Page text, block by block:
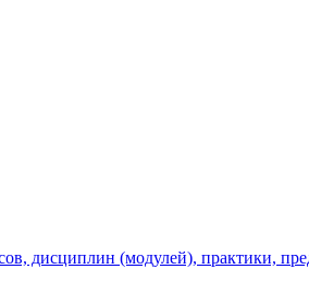
дисциплин (модулей), практики,